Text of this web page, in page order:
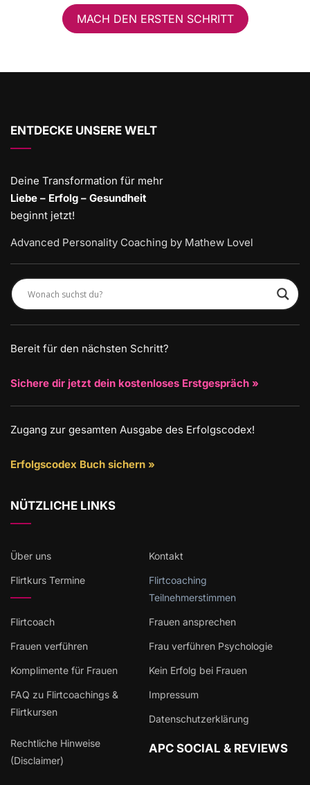
MACH DEN ERSTEN SCHRITT
ENTDECKE UNSERE WELT
Deine Transformation für mehr
Liebe – Erfolg – Gesundheit
beginnt jetzt!
Advanced Personality Coaching by Mathew Lovel
Bereit für den nächsten Schritt?
Sichere dir jetzt dein kostenloses Erstgespräch »
Zugang zur gesamten Ausgabe des Erfolgscodex!
Erfolgscodex Buch sichern »
NÜTZLICHE LINKS
Über uns Kontakt
Flirtkurs Termine
Flirtcoaching
Teilnehmerstimmen
Flirtcoach Frauen ansprechen
Frauen verführen Frau verführen Psychologie
Komplimente für Frauen Kein Erfolg bei Frauen
FAQ zu Flirtcoachings &
Flirtkursen
Impressum
Datenschutzerklärung
Rechtliche Hinweise
(Disclaimer)
APC SOCIAL & REVIEWS